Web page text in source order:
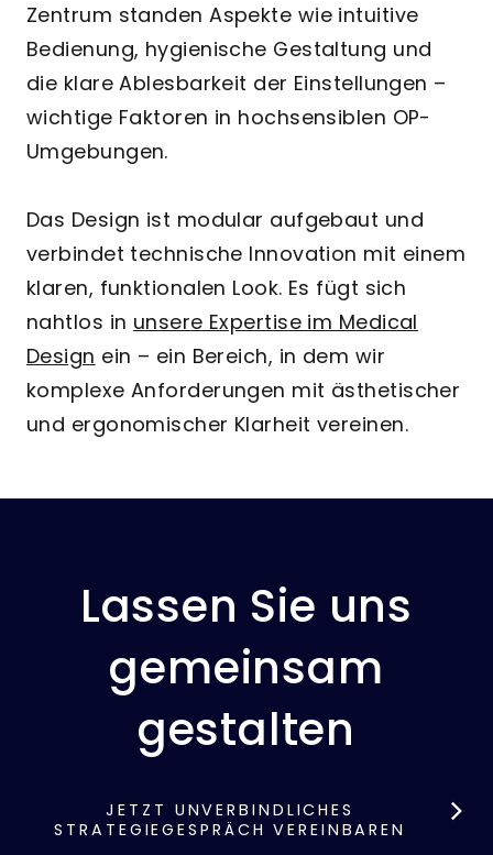
Zentrum standen Aspekte wie intuitive
Bedienung, hygienische Gestaltung und
die klare Ablesbarkeit der Einstellungen –
wichtige Faktoren in hochsensiblen OP-
Umgebungen.
Das Design ist modular aufgebaut und
verbindet technische Innovation mit einem
klaren, funktionalen Look. Es fügt sich
nahtlos in unsere Expertise im Medical
Design ein – ein Bereich, in dem wir
komplexe Anforderungen mit ästhetischer
und ergonomischer Klarheit vereinen.
Lassen Sie uns
gemeinsam
gestalten
JETZT UNVERBINDLICHES
STRATEGIEGESPRÄCH VEREINBAREN